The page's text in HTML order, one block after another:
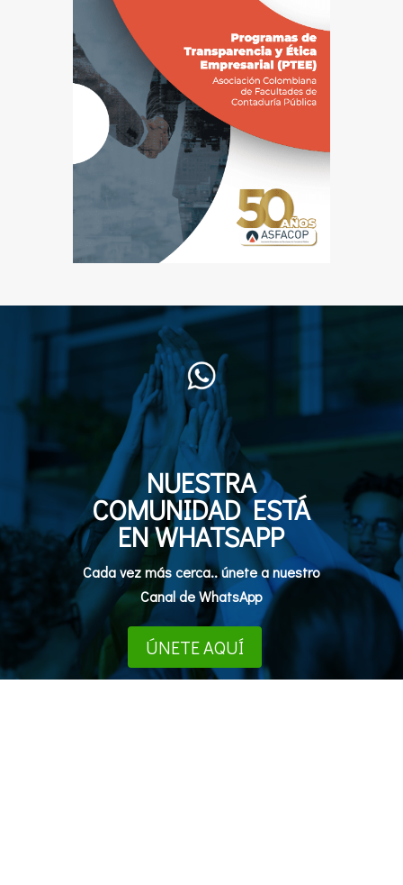
NUESTRA
COMUNIDAD ESTÁ
EN WHATSAPP
Cada vez más cerca.. únete a nuestro
Canal de WhatsApp
ÚNETE AQUÍ